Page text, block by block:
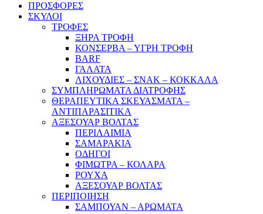
ΠΡΟΣΦΟΡΕΣ
ΣΚΥΛΟΙ
ΤΡΟΦΕΣ
ΞΗΡΑ ΤΡΟΦΗ
ΚΟΝΣΕΡΒΑ – ΥΓΡΗ ΤΡΟΦΗ
BARF
ΓΑΛΑΤΑ
ΛΙΧΟΥΔΙΕΣ – ΣΝΑΚ – ΚΟΚΚΑΛΑ
ΣΥΜΠΛΗΡΩΜΑΤΑ ΔΙΑΤΡΟΦΗΣ
ΘΕΡΑΠΕΥΤΙΚΑ ΣΚΕΥΑΣΜΑΤΑ –
ΑΝΤΙΠΑΡΑΣΙΤΙΚΑ
ΑΞΕΣΟΥΑΡ ΒΟΛΤΑΣ
ΠΕΡΙΛΑΙΜΙΑ
ΣΑΜΑΡΑΚΙΑ
ΟΔΗΓΟΙ
ΦΙΜΩΤΡΑ – ΚΟΛΑΡΑ
ΡΟΥΧΑ
ΑΞΕΣΟΥΑΡ ΒΟΛΤΑΣ
ΠΕΡΙΠΟΙΗΣΗ
ΣΑΜΠΟΥΑΝ – ΑΡΩΜΑΤΑ